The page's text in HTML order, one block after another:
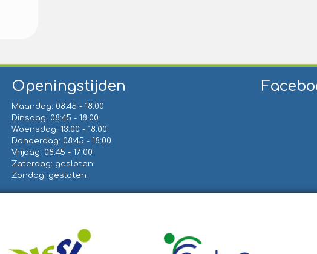
Openingstijden
Maandag: 08:45 - 18:00
Dinsdag: 08:45 - 18:00
Woensdag: 13:00 - 18:00
Donderdag: 08:45 - 18:00
Vrijdag: 08:45 - 17:00
Zaterdag: gesloten
Zondag: gesloten